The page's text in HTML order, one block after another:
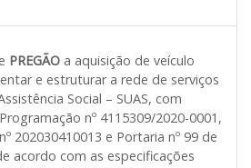
PREGÃO a aquisição de veículo
e estruturar a rede de serviços
Social – SUAS, com
nº 4115309/2020-0001,
202030410013 e Portaria nº 99 de
acordo com as especificações